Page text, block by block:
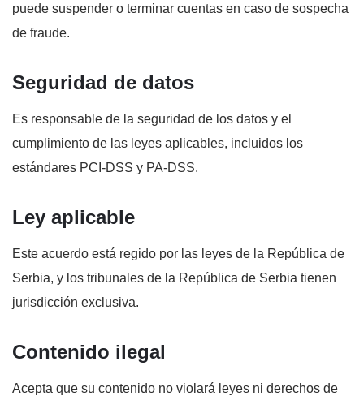
puede suspender o terminar cuentas en caso de sospecha
de fraude.
Seguridad de datos
Es responsable de la seguridad de los datos y el
cumplimiento de las leyes aplicables, incluidos los
estándares PCI-DSS y PA-DSS.
Ley aplicable
Este acuerdo está regido por las leyes de la República de
Serbia, y los tribunales de la República de Serbia tienen
jurisdicción exclusiva.
Contenido ilegal
Acepta que su contenido no violará leyes ni derechos de